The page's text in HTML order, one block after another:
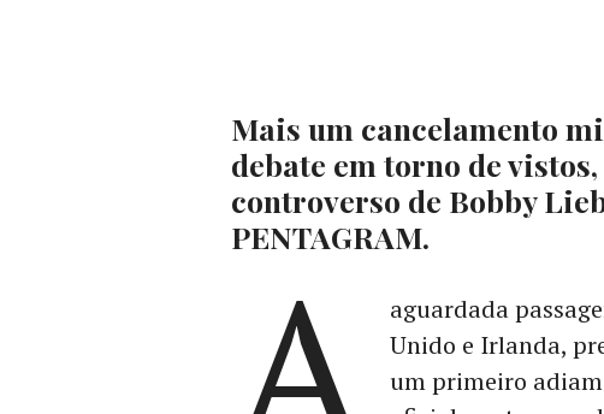
Mais um cancelamento
debate em torno de
controverso de Bobby
PENTAGRAM.
aguardada
Unido e Irlanda,
um primeiro